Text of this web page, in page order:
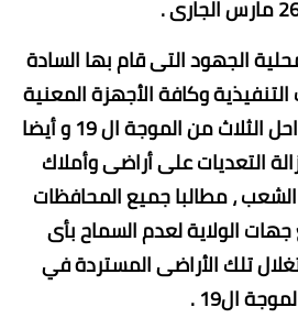
الجهود التى قام بها السادة
وكافة الأجهزة المعنية
بالمحافظات خلال المراحل الثلاث من الموجة ال 19 و أيضا
التعديات على أراضى وأملاك
، مطالبا جميع المحافظات
الولاية لعدم السماح بأى
تلك الأراضى المستردة في
ال19 .